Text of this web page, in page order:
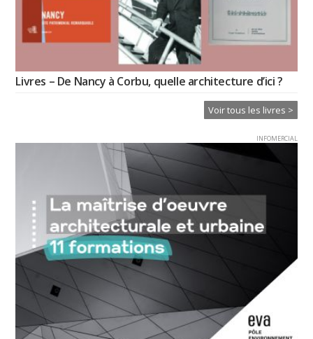
Livres – De Nancy à Corbu, quelle architecture d’ici ?
Voir tous les livres >
INFOMERCIAL